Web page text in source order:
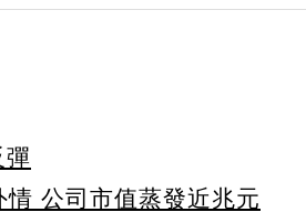
公司市值蒸發近兆元